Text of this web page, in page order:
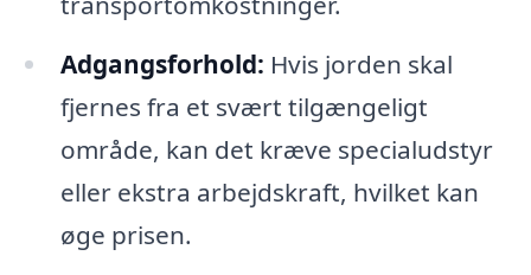
Adgangsforhold: Hvis jorden skal
fjernes fra et svært tilgængeligt
område, kan det kræve specialudstyr
eller ekstra arbejdskraft, hvilket kan
øge prisen.